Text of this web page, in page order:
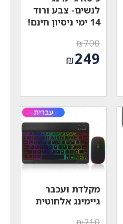
לנשים- צבע ורוד
14 ימי ניסיון חינם!
₪700
המחיר
המקורי₪249
הוא:
₪249.
מקלדת ועכבר
גיימינג אלחוטית